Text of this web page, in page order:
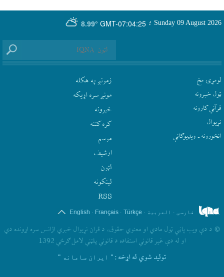
GMT-07:04:25
8.99° Sunday 09 August 2026 ؛
لومړۍ مخ
ټول خبرونه
قرآني کارونه
نړيوال
انځورونه ـ ویډیوګانې
زمونږ په هکله
مونږ سره اړيکه
‫خبرونه
کره کتنه
موسم
ارشيف
لټون
لينکونه
RSS
فارسی . العربیة .
Türkçe
.
Français
.
English
© د دې ويب پاڼې ټول مادي او معنوي حقوق، د قران نړيوال خبري اژانس سره اړونده دي
او له دې غير قانوني استفاده د قانوني پلټني لامل ګرځي 1392
تولید شوي له اړخه : " ایران سامانه "